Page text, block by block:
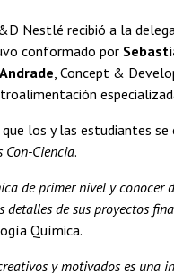
Nestlé recibió a la
conformado por
, Concept &
los y las estudiantes
Con-Ciencia.
de primer nivel y
de sus proyectos
Química.
y motivados es una